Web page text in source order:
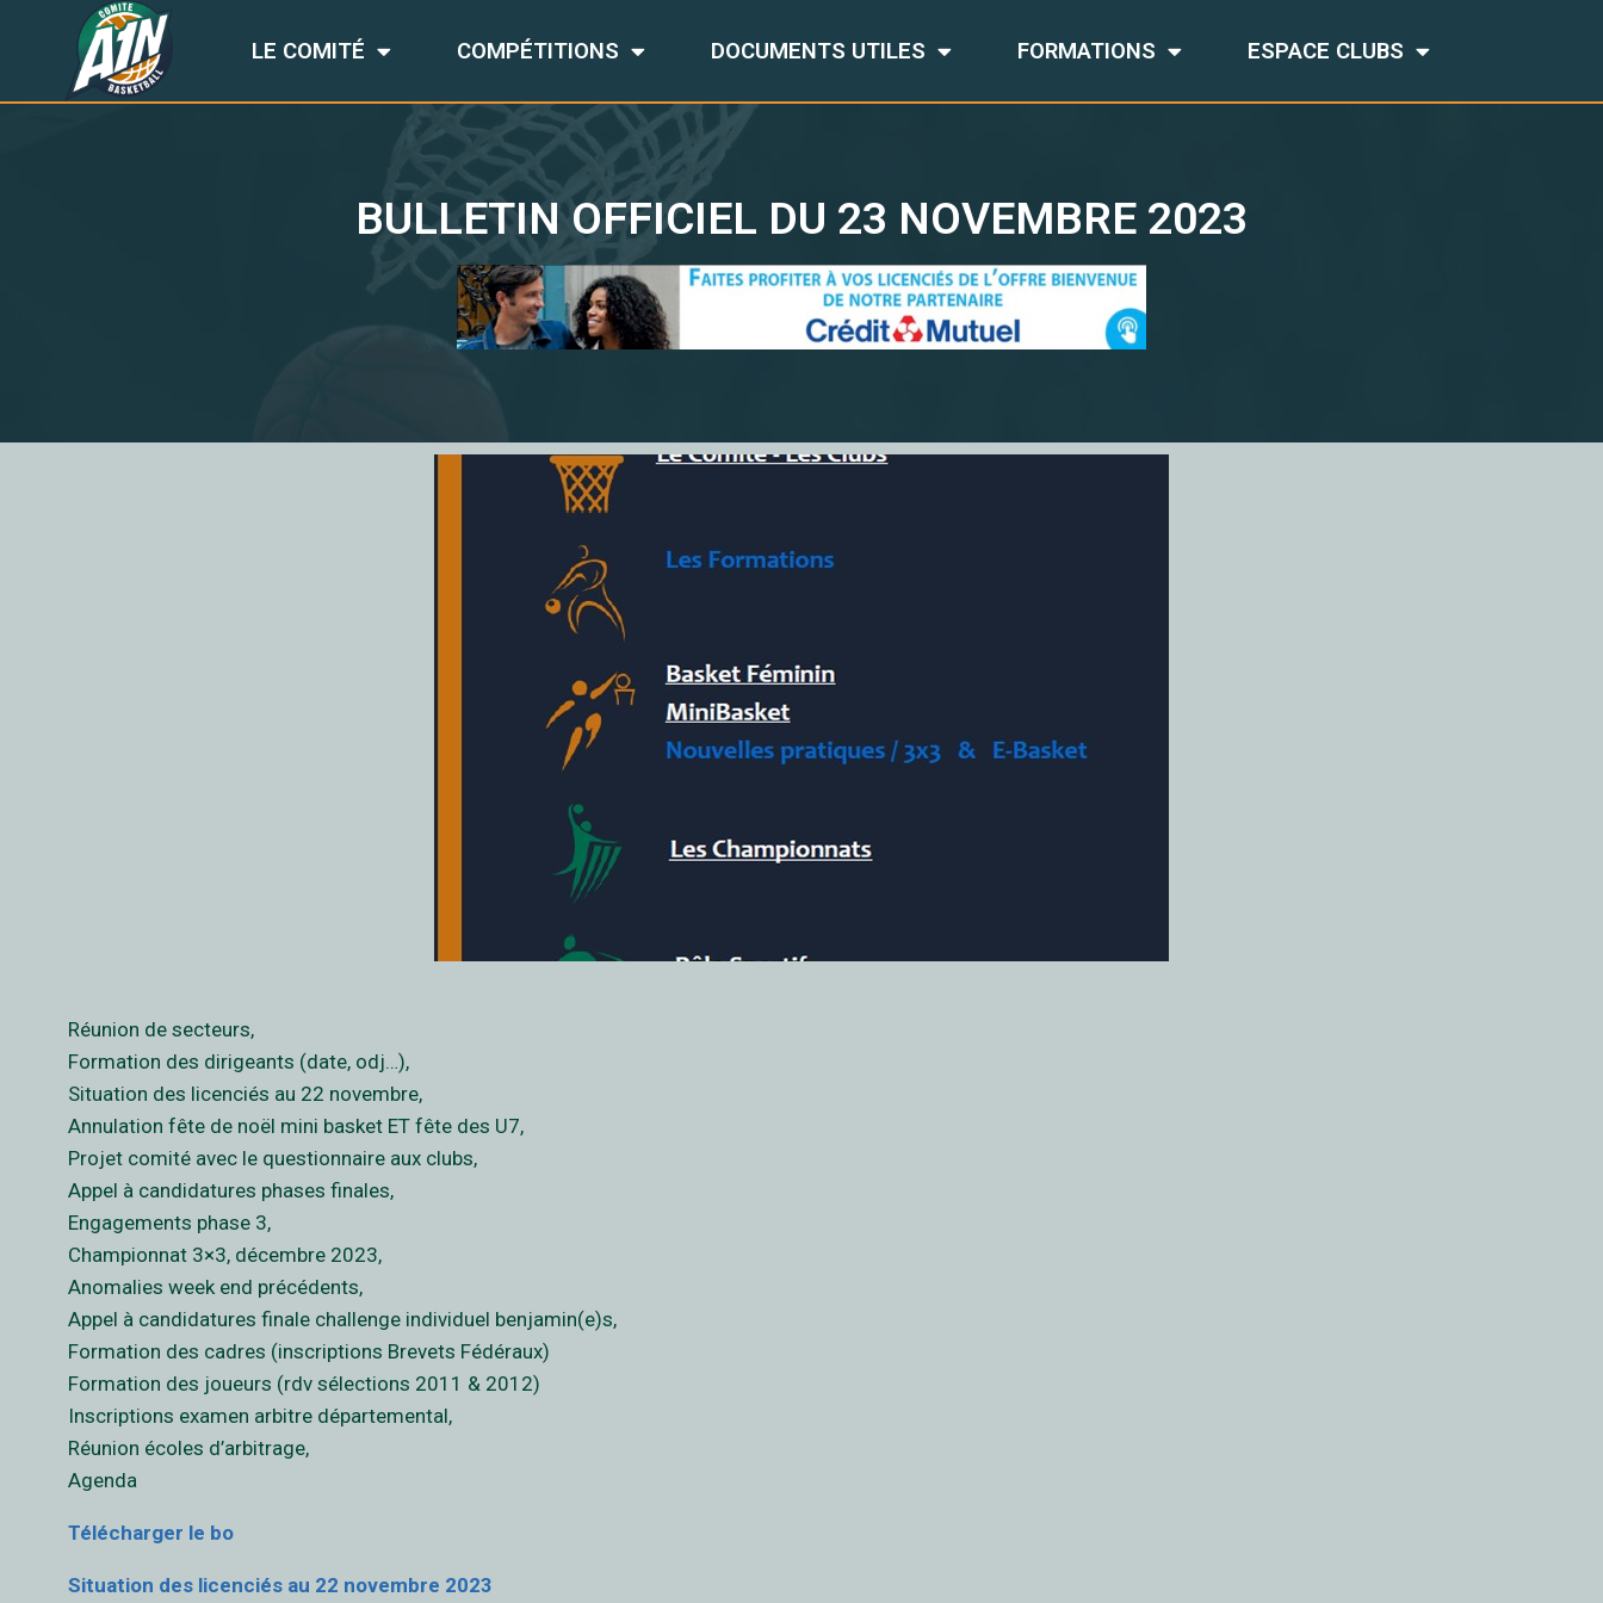
LE COMITÉ COMPÉTITIONS DOCUMENTS UTILES FORMATIONS ESPACE CLUBS
BULLETIN OFFICIEL DU 23 NOVEMBRE 2023
Réunion de secteurs,
Formation des dirigeants (date, odj…),
Situation des licenciés au 22 novembre,
Annulation fête de noël mini basket ET fête des U7,
Projet comité avec le questionnaire aux clubs,
Appel à candidatures phases finales,
Engagements phase 3,
Championnat 3×3, décembre 2023,
Anomalies week end précédents,
Appel à candidatures finale challenge individuel benjamin(e)s,
Formation des cadres (inscriptions Brevets Fédéraux)
Formation des joueurs (rdv sélections 2011 & 2012)
Inscriptions examen arbitre départemental,
Réunion écoles d’arbitrage,
Agenda
Télécharger le bo
Situation des licenciés au 22 novembre 2023